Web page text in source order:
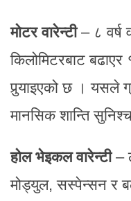
मोटर वारेन्टी – ८ वर्ष
किलोमिटरबाट
पुर्‍याइएको छ । यसले
मानसिक शान्ति
होल भेइकल वारेन्टी–
मोड्युल, सस्पेन्सन र